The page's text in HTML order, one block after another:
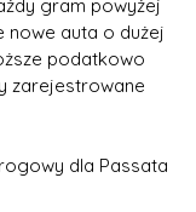
gram powyżej
nowe auta o dużej
podatkowo
zarejestrowane
dla Passata